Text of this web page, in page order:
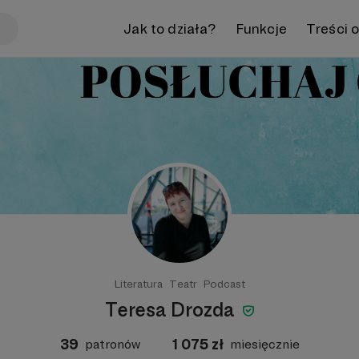
Jak to działa? Funkcje Treści
Literatura Teatr Podcast
Teresa Drozda
39 patronów 1 075 zł miesięcznie